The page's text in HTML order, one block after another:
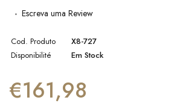
Escreva uma Review
Cod. Produto
X8-727
Disponibilité
Em Stock
€161,98